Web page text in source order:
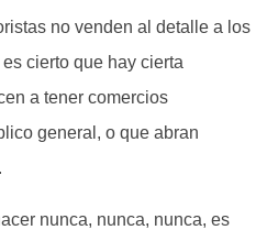
no venden al detalle a los
cierto que hay cierta
a tener comercios
general, o que abran
nunca, nunca, nunca, es